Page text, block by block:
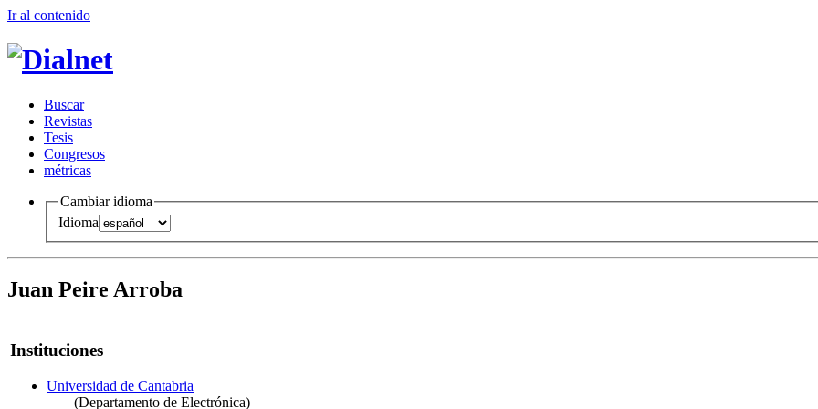
Ir al contenido
Buscar
Revistas
Tesis
Congresos
métricas
Cambiar idioma
Idioma
Juan Peire Arroba
Instituciones
Universidad de Cantabria
(Departamento de Electrónica)